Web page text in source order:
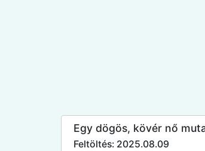
Egy dögös, kövér nő
Feltöltés: 2025.08.09